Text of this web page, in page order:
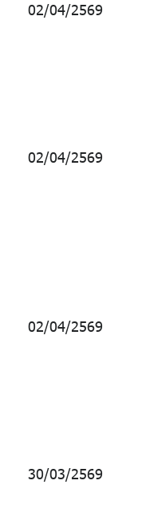
02/04/2569
02/04/2569
02/04/2569
30/03/2569